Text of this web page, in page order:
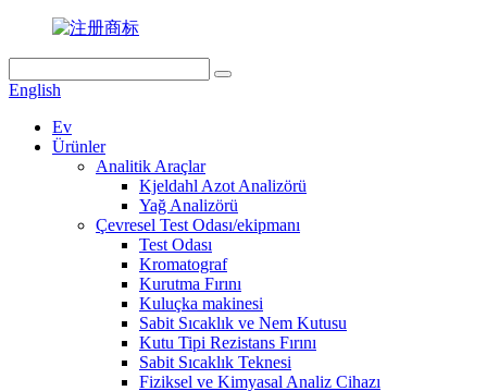
English
Ev
Ürünler
Analitik Araçlar
Kjeldahl Azot Analizörü
Yağ Analizörü
Çevresel Test Odası/ekipmanı
Test Odası
Kromatograf
Kurutma Fırını
Kuluçka makinesi
Sabit Sıcaklık ve Nem Kutusu
Kutu Tipi Rezistans Fırını
Sabit Sıcaklık Teknesi
Fiziksel ve Kimyasal Analiz Cihazı